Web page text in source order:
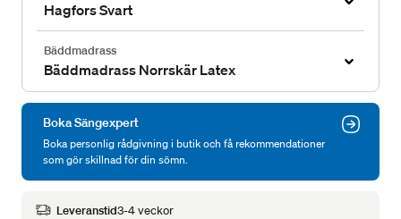
Hagfors Svart
Bäddmadrass
Bäddmadrass Norrskär Latex
Boka Sängexpert
Boka personlig rådgivning i butik och få rekommendationer
som gör skillnad för din sömn.
Leveranstid3-4 veckor